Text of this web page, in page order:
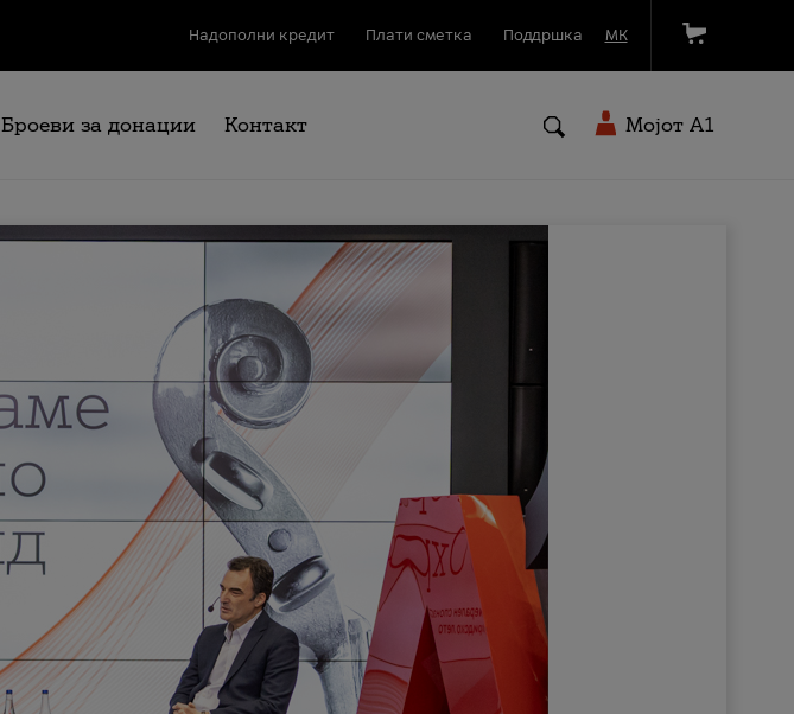
Надополни кредит Плати сметка Поддршка МК
Броеви за донации Контакт Мојот A1